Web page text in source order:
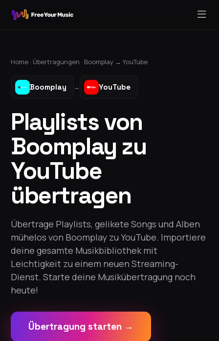
Home · Übertragungen · Boomplay → YouTube
Boomplay → YouTube
Playlists von
Boomplay zu
YouTube
übertragen
Übertrage Playlists, gelikete Songs und Alben
mühelos von Boomplay zu YouTube. Importiere
deine gesamte Musikbibliothek mit
Leichtigkeit zu einem neuen Streaming-
Dienst. Starte deine Musikübertragung noch
heute!
Übertragung starten →